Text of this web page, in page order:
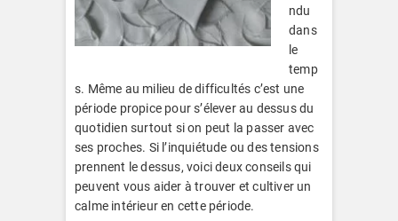
ndu
dans
le
temp
s. Même au milieu de difficultés c’est une
période propice pour s’élever au dessus du
quotidien surtout si on peut la passer avec
ses proches. Si l’inquiétude ou des tensions
prennent le dessus, voici deux conseils qui
peuvent vous aider à trouver et cultiver un
calme intérieur en cette période.